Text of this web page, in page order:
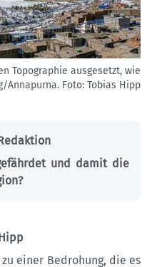
Topographie ausgesetzt, wie
Annapurna. Foto: Tobias Hipp
und damit die
einer Bedrohung, die es